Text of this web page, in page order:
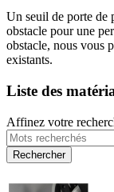
Un seuil de porte de
obstacle pour une
obstacle, nous vous
existants.
Liste des
Affinez votre